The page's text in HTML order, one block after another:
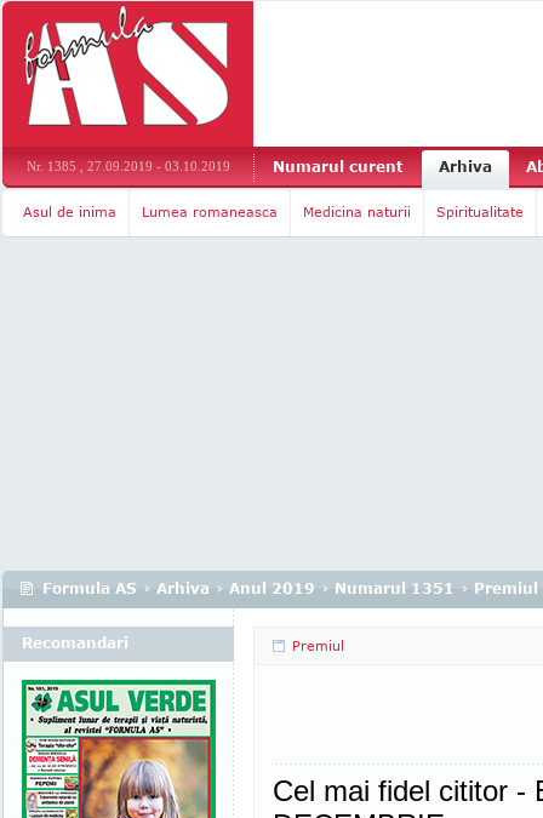
Nr. 1385 , 27.09.2019 - 03.10.2019 Numarul curent Arhiva
Asul de inima Lumea romaneasca Medicina naturii Spiritualitate
Formula AS › Arhiva › Anul 2019 › Numarul 1351 › Premiul
Premiul
Cel mai fidel cititor -
Recomandari